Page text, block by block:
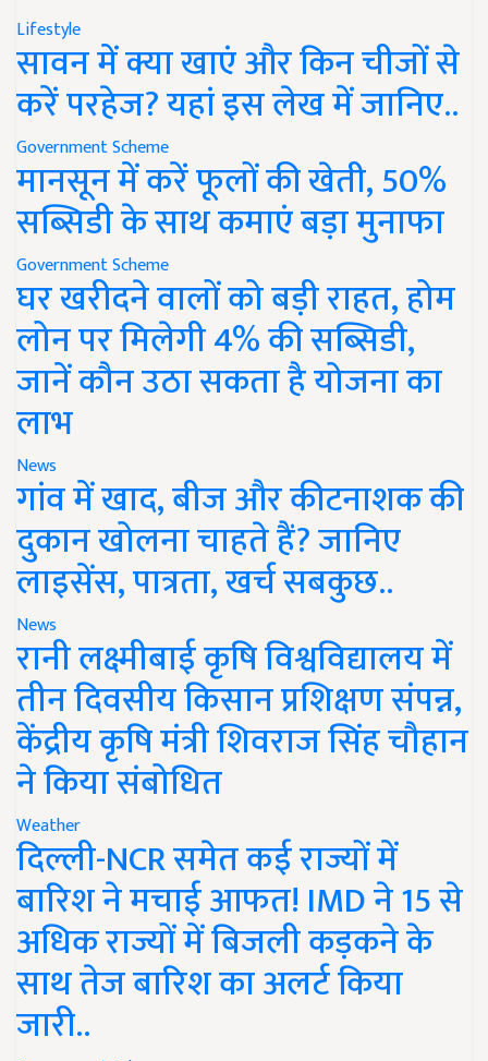
Lifestyle
सावन में क्या खाएं और किन चीजों से
करें परहेज? यहां इस लेख में जानिए..
Government Scheme
मानसून में करें फूलों की खेती, 50%
सब्सिडी के साथ कमाएं बड़ा मुनाफा
Government Scheme
घर खरीदने वालों को बड़ी राहत, होम
लोन पर मिलेगी 4% की सब्सिडी,
जानें कौन उठा सकता है योजना का
लाभ
News
गांव में खाद, बीज और कीटनाशक की
दुकान खोलना चाहते हैं? जानिए
लाइसेंस, पात्रता, खर्च सबकुछ..
News
रानी लक्ष्मीबाई कृषि विश्वविद्यालय में
तीन दिवसीय किसान प्रशिक्षण संपन्न,
केंद्रीय कृषि मंत्री शिवराज सिंह चौहान
ने किया संबोधित
Weather
दिल्ली-NCR समेत कई राज्यों में
बारिश ने मचाई आफत! IMD ने 15 से
अधिक राज्यों में बिजली कड़कने के
साथ तेज बारिश का अलर्ट किया
जारी..